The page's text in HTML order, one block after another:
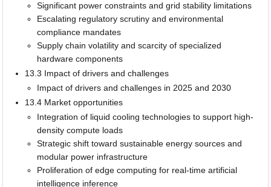
Significant power constraints and grid stability limitations
Escalating regulatory scrutiny and environmental
compliance mandates
Supply chain volatility and scarcity of specialized
hardware components
13.3 Impact of drivers and challenges
Impact of drivers and challenges in 2025 and 2030
13.4 Market opportunities
Integration of liquid cooling technologies to support high-
density compute loads
Strategic shift toward sustainable energy sources and
modular power infrastructure
Proliferation of edge computing for real-time artificial
intelligence inference